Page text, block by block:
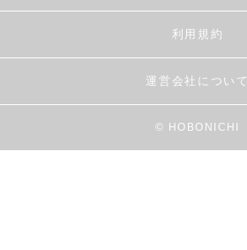
利用規約
運営会社について
© HOBONICHI